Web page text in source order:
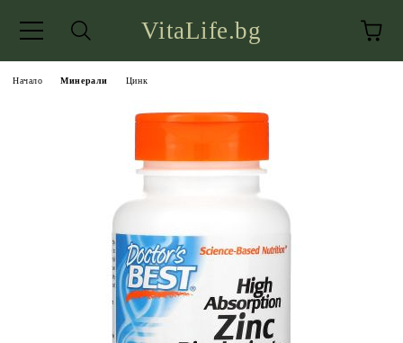
VitaLife.bg
Начало Минерали Цинк